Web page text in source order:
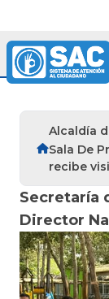
Alcaldía
Sala De
recibe
Secretaría
Director